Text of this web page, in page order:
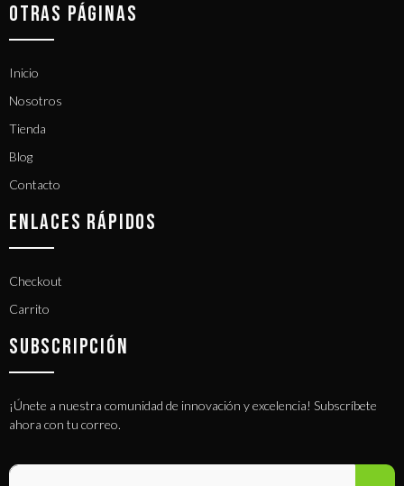
OTRAS PÁGINAS
Inicio
Nosotros
Tienda
Blog
Contacto
ENLACES RÁPIDOS
Checkout
Carrito
SUBSCRIPCIÓN
¡Únete a nuestra comunidad de innovación y excelencia! Subscríbete
ahora con tu correo.